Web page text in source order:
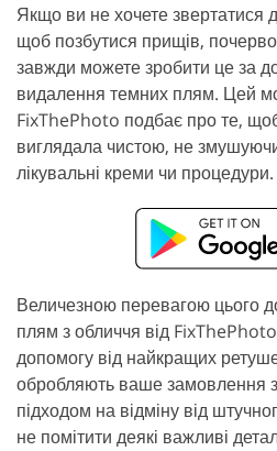
Якщо ви не хочете звертатися
щоб позбутися прищів,
завжди можете зробити це за
видалення темних плям. Цей
FixThePhoto подбає про те,
виглядала чистою, не
лікувальні креми чи процедури.
Величезною перевагою цього
плям з обличчя від
допомогу від найкращих
обробляють ваше замовлення
підходом на відміну від
не помітити деякі важливі